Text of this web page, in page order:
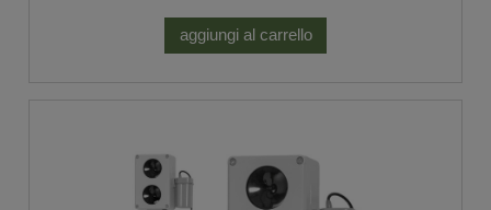
aggiungi al carrello